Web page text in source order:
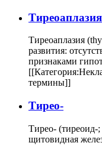
Тиреоаплазия
Тиреоаплазия
развития:
признаками
термины]]
Тирео-
Тирео- (тиреоид-;
щитовидная